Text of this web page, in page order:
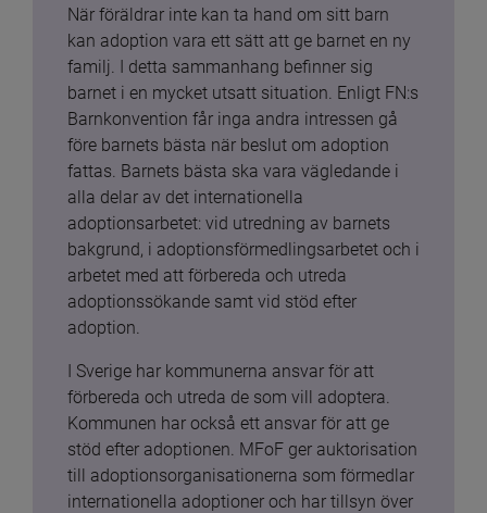
När föräldrar inte kan ta hand om sitt barn
kan adoption vara ett sätt att ge barnet en ny
familj. I detta sammanhang befinner sig
barnet i en mycket utsatt situation. Enligt FN:s
Barnkonvention får inga andra intressen gå
före barnets bästa när beslut om adoption
fattas. Barnets bästa ska vara vägledande i
alla delar av det internationella
adoptionsarbetet: vid utredning av barnets
bakgrund, i adoptionsförmedlingsarbetet och i
arbetet med att förbereda och utreda
adoptionssökande samt vid stöd efter
adoption.
I Sverige har kommunerna ansvar för att
förbereda och utreda de som vill adoptera.
Kommunen har också ett ansvar för att ge
stöd efter adoptionen. MFoF ger auktorisation
till adoptionsorganisationerna som förmedlar
internationella adoptioner och har tillsyn över